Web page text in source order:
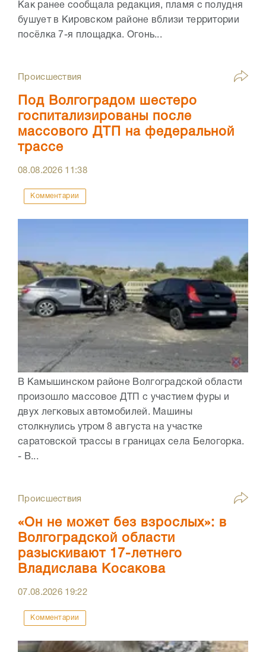
Как ранее сообщала редакция, пламя с полудня
бушует в Кировском районе вблизи территории
посёлка 7-я площадка. Огонь...
Происшествия
Под Волгоградом шестеро
госпитализированы после
массового ДТП на федеральной
трассе
08.08.2026 11:38
Комментарии
В Камышинском районе Волгоградской области
произошло массовое ДТП с участием фуры и
двух легковых автомобилей. Машины
столкнулись утром 8 августа на участке
саратовской трассы в границах села Белогорка.
- В...
Происшествия
«Он не может без взрослых»: в
Волгоградской области
разыскивают 17-летнего
Владислава Косакова
07.08.2026 19:22
Комментарии